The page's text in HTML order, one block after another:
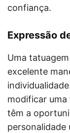
confiança.
Expressão
Uma
excelente
modificar uma
têm a
personalidade